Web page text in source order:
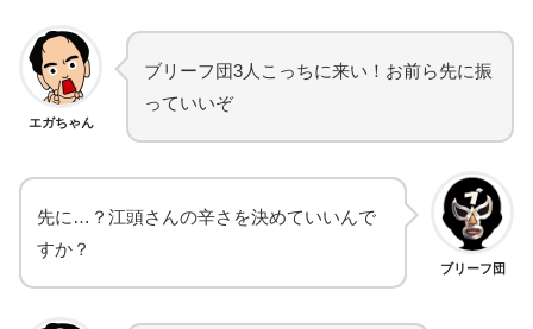
エガちゃん
ブリーフ団3人こっちに来い！お前ら先に振
っていいぞ
ブリーフ団
先に…？江頭さんの辛さを決めていいんで
すか？